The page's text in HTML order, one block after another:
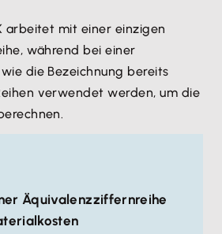
arbeitet mit einer einzigen
während bei einer
die Bezeichnung bereits
verwendet werden, um die
Äquivalenzziffernreihe